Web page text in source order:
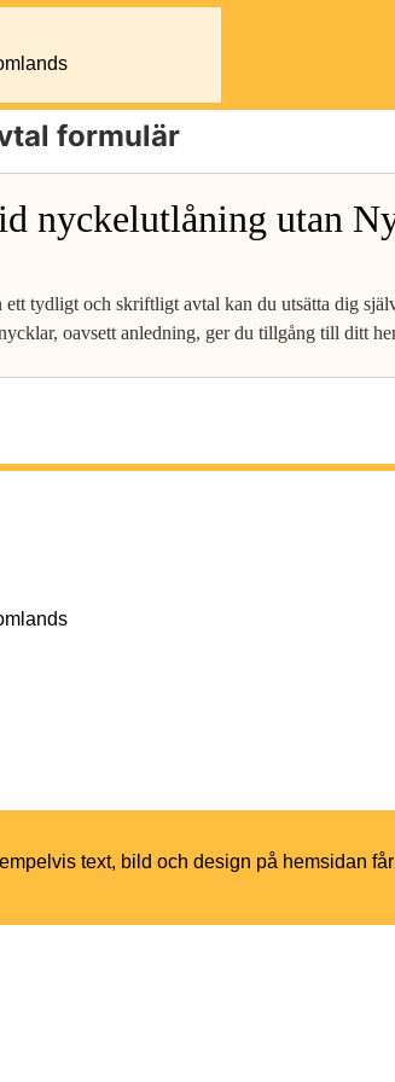
formulär
nyckelutlåning utan
tydligt och skriftligt avtal kan du utsätta dig
oavsett anledning, ger du tillgång till ditt
text, bild och design på hemsidan